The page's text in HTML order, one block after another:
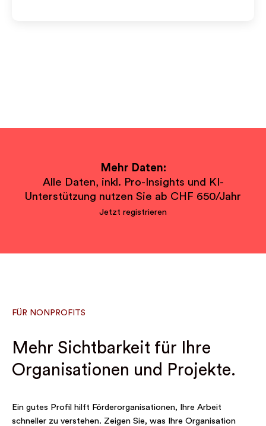
Mehr Daten:
Alle Daten, inkl. Pro-Insights und KI-
Unterstützung nutzen Sie ab CHF 650/Jahr
Jetzt registrieren
FÜR NONPROFITS
Mehr Sichtbarkeit für Ihre
Organisationen und Projekte.
Ein gutes Profil hilft Förderorganisationen, Ihre Arbeit
schneller zu verstehen. Zeigen Sie, was Ihre Organisation